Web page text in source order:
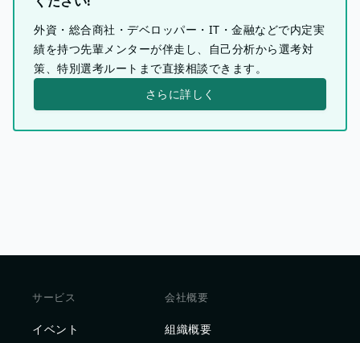
外資・総合商社・デベロッパー・IT・金融などで内定実
績を持つ先輩メンターが伴走し、自己分析から選考対
策、特別選考ルートまで直接相談できます。
さらに詳しく
サービス
イベント
会社概要
組織概要